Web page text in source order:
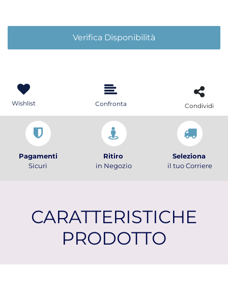
Verifica Disponibilità
Wishlist Confronta Condividi
Pagamenti
Sicuri
Ritiro
in Negozio
Seleziona
il tuo Corriere
CARATTERISTICHE
PRODOTTO